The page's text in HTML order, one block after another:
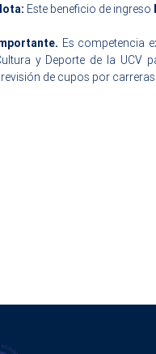
Este beneficio de ingreso
Es competencia
y Deporte de la UCV
de cupos por